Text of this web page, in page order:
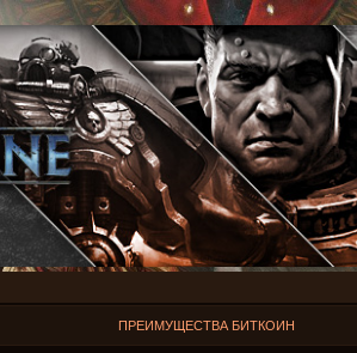
ПРЕИМУЩЕСТВА БИТКОИН